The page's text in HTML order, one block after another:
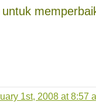
1st, 2008 at 8:57